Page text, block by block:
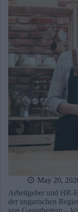
May 20,
Arbeitgeber und HR-
der ungarischen
von Gastarbeitern –